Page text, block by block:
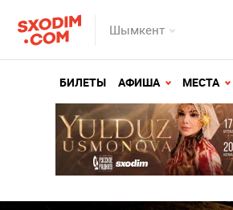
Шымкент
БИЛЕТЫ АФИША МЕСТА